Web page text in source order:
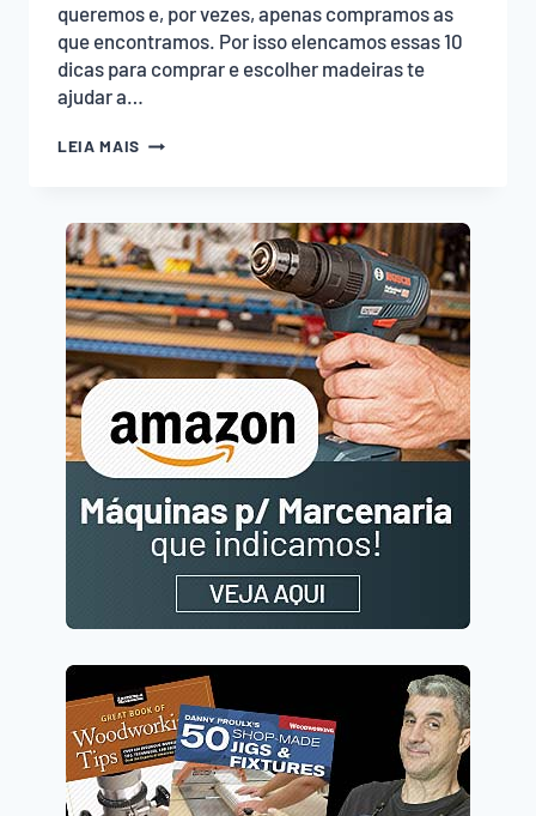
queremos e, por vezes, apenas compramos as
que encontramos. Por isso elencamos essas 10
dicas para comprar e escolher madeiras te
ajudar a…
LEIA MAIS 10
E
COMPRAR
MADEIRAS